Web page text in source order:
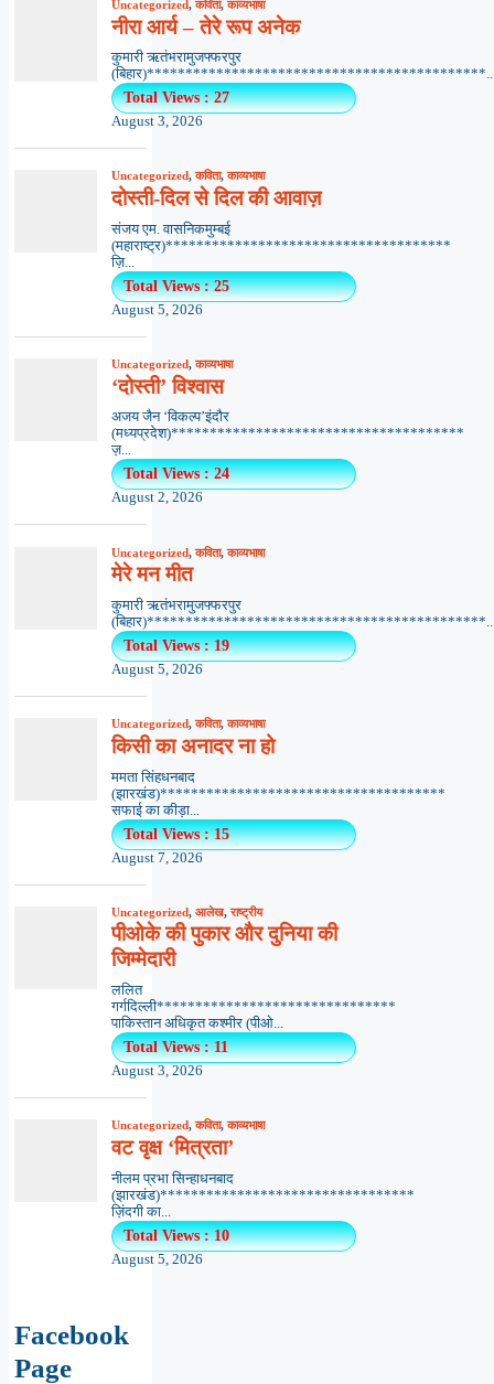
Uncategorized,कविता,काव्यभाषा
नीरा आर्य – तेरे रूप अनेक
कुमारी ऋतंभरामुजफ्फरपुर
Total Views : 27
August 3, 2026
Uncategorized,कविता,काव्यभाषा
दोस्ती-दिल से दिल की आवाज़
संजय एम. वासनिकमुम्बई
(महाराष्ट्र)*************************************
ज़ि...
Total Views : 25
August 5, 2026
Uncategorized,काव्यभाषा
‘दोस्ती’ विश्वास
अजय जैन ‘विकल्प’इंदौर
(मध्यप्रदेश)**************************************
ज़...
Total Views : 24
August 2, 2026
Uncategorized,कविता,काव्यभाषा
मेरे मन मीत
कुमारी ऋतंभरामुजफ्फरपुर
Total Views : 19
August 5, 2026
Uncategorized,कविता,काव्यभाषा
किसी का अनादर ना हो
ममता सिंहधनबाद
(झारखंड)*************************************
सफाई का कीड़ा...
Total Views : 15
August 7, 2026
Uncategorized, आलेख,राष्ट्रीय
पीओके की पुकार और दुनिया की
जिम्मेदारी
ललित
गर्गदिल्ली*******************************
पाकिस्तान अधिकृत कश्मीर (पीओ...
Total Views : 11
August 3, 2026
Uncategorized,कविता,काव्यभाषा
वट वृक्ष ‘मित्रता’
नीलम प्रभा सिन्हाधनबाद
(झारखंड)*********************************
ज़िंदगी का...
Total Views : 10
August 5, 2026
Facebook
Page